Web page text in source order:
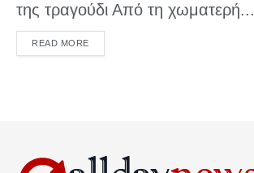
της τραγούδι Από τη χωματερή...
READ MOREDETAILS